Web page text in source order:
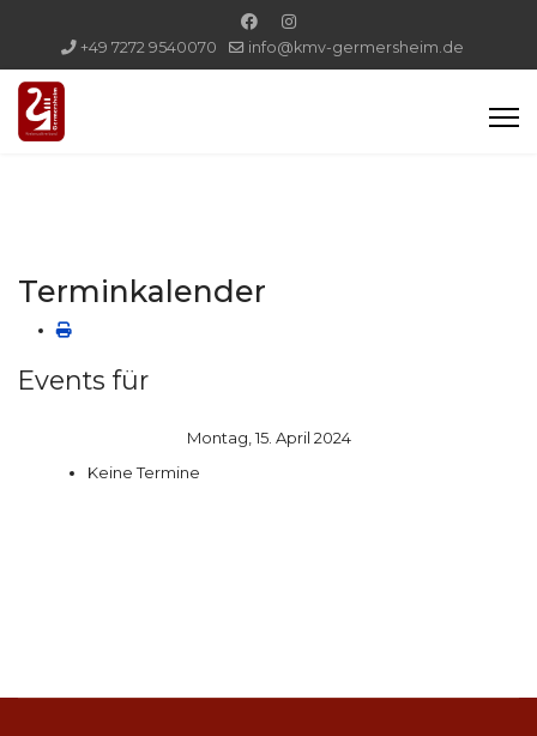
+49 7272 9540070 info@kmv-germersheim.de
Terminkalender
Events für
Montag, 15. April 2024
Keine Termine